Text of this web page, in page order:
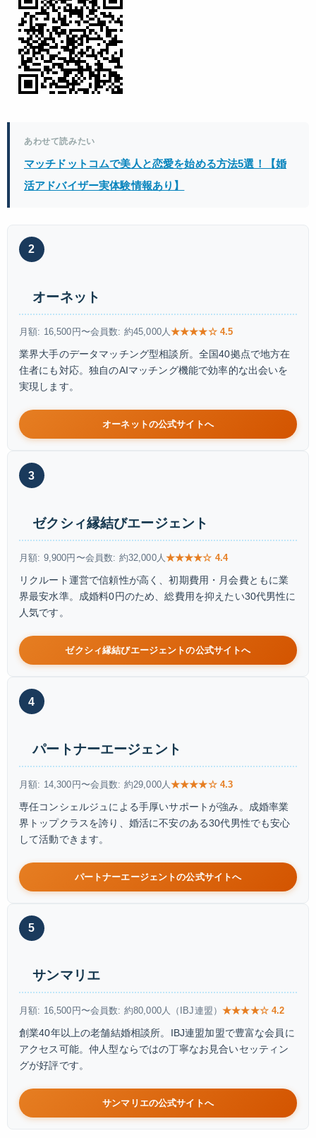
あわせて読みたい
マッチドットコムで美人と恋愛を始める方法5選！【婚
活アドバイザー実体験情報あり】
2
オーネット
月額: 16,500円〜会員数: 約45,000人★★★★☆ 4.5
業界大手のデータマッチング型相談所。全国40拠点で地方在
住者にも対応。独自のAIマッチング機能で効率的な出会いを
実現します。
オーネットの公式サイトへ
3
ゼクシィ縁結びエージェント
月額: 9,900円〜会員数: 約32,000人★★★★☆ 4.4
リクルート運営で信頼性が高く、初期費用・月会費ともに業
界最安水準。成婚料0円のため、総費用を抑えたい30代男性に
人気です。
ゼクシィ縁結びエージェントの公式サイトへ
4
パートナーエージェント
月額: 14,300円〜会員数: 約29,000人★★★★☆ 4.3
専任コンシェルジュによる手厚いサポートが強み。成婚率業
界トップクラスを誇り、婚活に不安のある30代男性でも安心
して活動できます。
パートナーエージェントの公式サイトへ
5
サンマリエ
月額: 16,500円〜会員数: 約80,000人（IBJ連盟）★★★★☆ 4.2
創業40年以上の老舗結婚相談所。IBJ連盟加盟で豊富な会員に
アクセス可能。仲人型ならではの丁寧なお見合いセッティン
グが好評です。
サンマリエの公式サイトへ